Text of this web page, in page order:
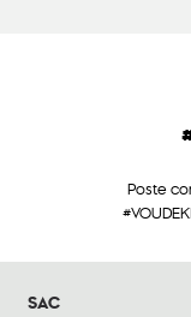
Poste
SAC